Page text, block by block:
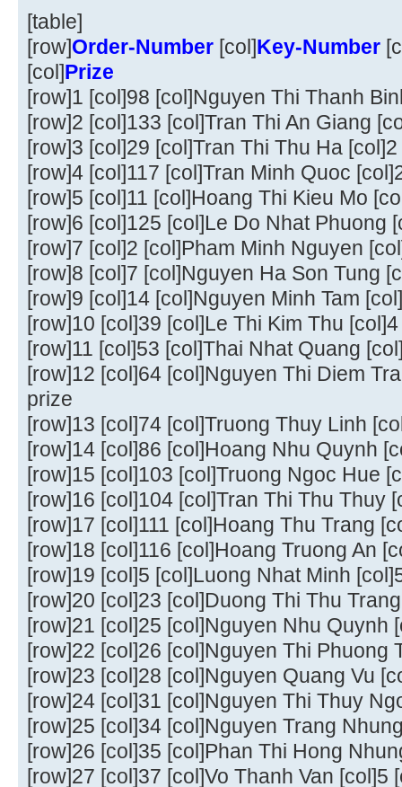
[table]
[row]Order-Number [col]Key-Number
[col]Prize
[row]1 [col]98 [col]Nguyen Thi Thanh
[row]2 [col]133 [col]Tran Thi An Giang
[row]3 [col]29 [col]Tran Thi Thu Ha
[row]4 [col]117 [col]Tran Minh Quoc
[row]5 [col]11 [col]Hoang Thi Kieu Mo
[row]6 [col]125 [col]Le Do Nhat Phuong
[row]7 [col]2 [col]Pham Minh Nguyen
[row]8 [col]7 [col]Nguyen Ha Son Tung
[row]9 [col]14 [col]Nguyen Minh Tam
[row]10 [col]39 [col]Le Thi Kim Thu
[row]11 [col]53 [col]Thai Nhat Quang
[row]12 [col]64 [col]Nguyen Thi Diem
prize
[row]13 [col]74 [col]Truong Thuy Linh
[row]14 [col]86 [col]Hoang Nhu Quynh
[row]15 [col]103 [col]Truong Ngoc Hue
[row]16 [col]104 [col]Tran Thi Thu Thuy
[row]17 [col]111 [col]Hoang Thu Trang
[row]18 [col]116 [col]Hoang Truong An
[row]19 [col]5 [col]Luong Nhat Minh
[row]20 [col]23 [col]Duong Thi Thu
[row]21 [col]25 [col]Nguyen Nhu Quynh
[row]22 [col]26 [col]Nguyen Thi Phuong
[row]23 [col]28 [col]Nguyen Quang Vu
[row]24 [col]31 [col]Nguyen Thi Thuy
[row]25 [col]34 [col]Nguyen Trang
[row]26 [col]35 [col]Phan Thi Hong
[row]27 [col]37 [col]Vo Thanh Van [col]5